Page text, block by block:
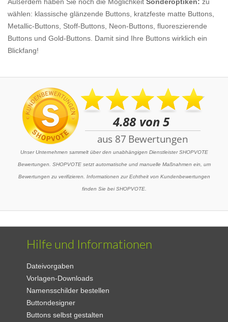
wählen: klassische glänzende Buttons, kratzfeste matte Buttons,
Metallic-Buttons, Stoff-Buttons, Neon-Buttons, fluoreszierende
Buttons und Gold-Buttons. Damit sind Ihre Buttons wirklich ein
Blickfang!
Unser Unternehmen sammelt über den unabhängigen Dienstleister SHOPVOTE
Bewertungen. SHOPVOTE setzt automatische und manuelle Maßnahmen ein, um
Bewertungen zu verifizieren. Informationen zur Echtheit von Kundenbewertungen
finden Sie bei SHOPVOTE.
Hilfe und Informationen
Dateivorgaben
Vorlagen-Downloads
Namensschilder bestellen
Buttondesigner
Buttons selbst gestalten